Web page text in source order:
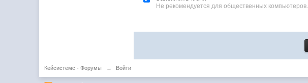
Не рекомендуется для общественных компьютеров.
Кейсистемс - Форумы → Войти